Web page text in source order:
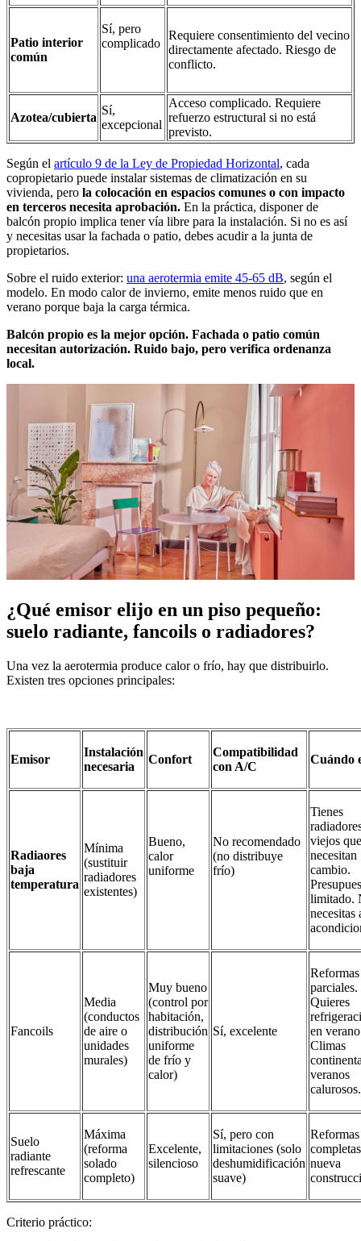
Patio interior
común
Sí, pero
complicado
Requiere consentimiento del vecino
directamente afectado. Riesgo de
conflicto.
Azotea/cubierta
Sí,
excepcional
Acceso complicado. Requiere
refuerzo estructural si no está
previsto.
Según el artículo 9 de la Ley de Propiedad Horizontal, cada
copropietario puede instalar sistemas de climatización en su
vivienda, pero la colocación en espacios comunes o con impacto
en terceros necesita aprobación. En la práctica, disponer de
balcón propio implica tener vía libre para la instalación. Si no es así
y necesitas usar la fachada o patio, debes acudir a la junta de
propietarios.
Sobre el ruido exterior: una aerotermia emite 45-65 dB, según el
modelo. En modo calor de invierno, emite menos ruido que en
verano porque baja la carga térmica.
Balcón propio es la mejor opción. Fachada o patio común
necesitan autorización. Ruido bajo, pero verifica ordenanza
local.
¿Qué emisor elijo en un piso pequeño:
suelo radiante, fancoils o radiadores?
Una vez la aerotermia produce calor o frío, hay que distribuirlo.
Existen tres opciones principales:
Emisor
Instalación
necesaria
Confort
Compatibilidad
con A/C
Cuándo
Radiaores
baja
temperatura
Mínima
(sustituir
radiadores
existentes)
Bueno,
calor
uniforme
No recomendado
(no distribuye
frío)
Tienes
viejos que
necesitan
cambio.
limitado.
necesitas
Fancoils
Media
(conductos
de aire o
unidades
murales)
Muy bueno
(control por
habitación,
distribución
uniforme
de frío y
calor)
Sí, excelente
Reformas
parciales.
Quieres
en
Climas
veranos
calurosos.
Suelo
radiante
refrescante
Máxima
(reforma
solado
completo)
Excelente,
silencioso
Sí, pero con
limitaciones (solo
deshumidificación
suave)
Reformas
nueva
Criterio práctico: